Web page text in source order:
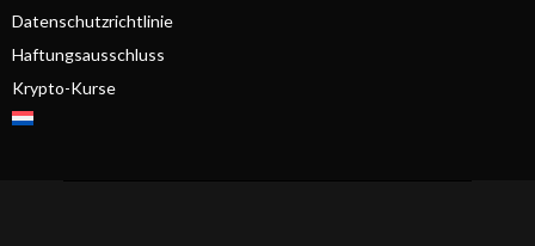
Datenschutzrichtlinie
Haftungsausschluss
Krypto-Kurse